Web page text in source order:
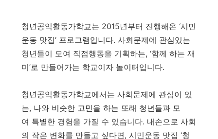
청년공익활동가학교는 2015년부터 진행해온 ‘시민
운동 맛집’ 프로그램입니다. 사회문제에 관심있는
청년들이 모여 직접행동을 기획하는, ‘함께 하는 재
미’로 만들어가는 학교이자 놀이터입니다.
청년공익활동가학교에서는 사회문제에 관심이 있
는, 나와 비슷한 고민을 하는 또래 청년들과 모
여 특별한 경험을 가질 수 있습니다. 내손으로 사회
의 작은 변화를 만들고 싶다면, 시민운동 맛집 ‘청